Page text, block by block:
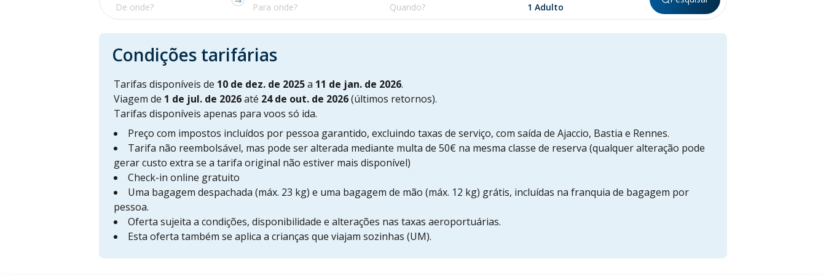
Condições tarifárias
Tarifas disponíveis de 10 de dez. de 2025a 11 de jan. de 2026.
Viagem de 1 de jul. de 2026até 24 de out. de 2026(últimos retornos).
Tarifas disponíveis apenas para voos só ida.
Preço com impostos incluídos por pessoa garantido, excluindo taxas de serviço, com saída de Ajaccio, Bastia e Rennes.
Tarifa não reembolsável, mas pode ser alterada mediante multa de 50€ na mesma classe de reserva (qualquer alteração pode
gerar custo extra se a tarifa original não estiver mais disponível)
Check-in online gratuito
Uma bagagem despachada (máx. 23 kg) e uma bagagem de mão (máx. 12 kg) grátis, incluídas na franquia de bagagem por
pessoa.
Oferta sujeita a condições, disponibilidade e alterações nas taxas aeroportuárias.
Esta oferta também se aplica a crianças que viajam sozinhas (UM).